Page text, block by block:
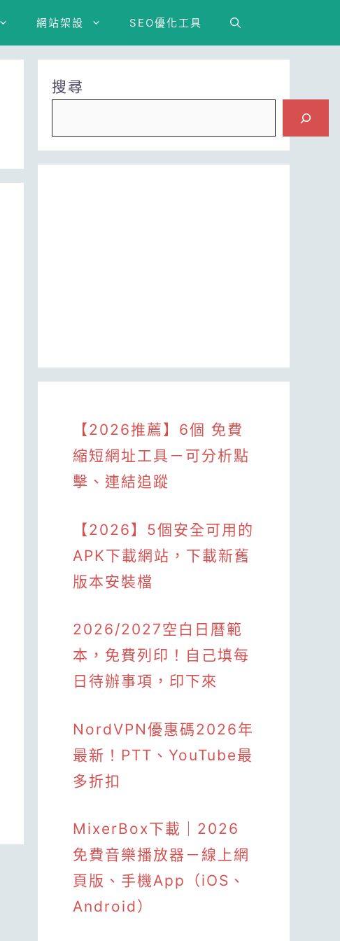
網站架設 SEO優化工具
搜尋
【2026推薦】6個 免費
縮短網址工具－可分析點
擊、連結追蹤
【2026】5個安全可用的
APK下載網站，下載新舊
版本安裝檔
2026/2027空白日曆範
本，免費列印！自己填每
日待辦事項，印下來
NordVPN優惠碼2026年
最新！PTT、YouTube最
多折扣
MixerBox下載｜2026
免費音樂播放器－線上網
頁版、手機App（iOS、
Android）